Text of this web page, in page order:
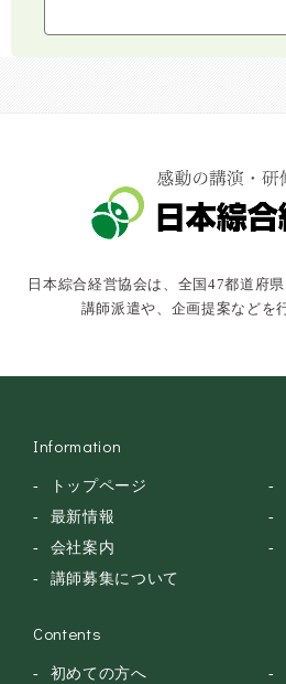
コミュニケーション・話し方
キャスター・アナウンサー
俳優・タレント・モデル
落語・講談・色物
安全大会
日本綜合経営協会は、全国47都道府
講師派遣や、企画提案などを
Information
トップページ
最新情報
会社案内
講師募集について
Contents
初めての方へ